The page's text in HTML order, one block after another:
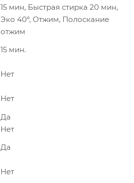
15 мин, Быстрая стирка 20 мин,
Эко 40°, Отжим, Полоскание
отжим
15 мин.
Нет
Нет
Да
Нет
Да
Нет